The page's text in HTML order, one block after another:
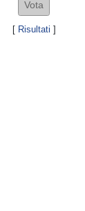
[ Risultati ]